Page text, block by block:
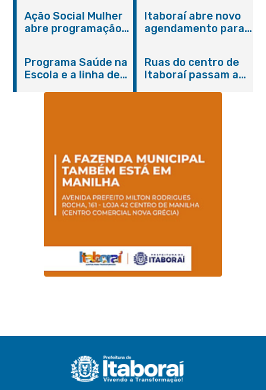
Ação Social Mulher
abre programação
serviços gratuitos e
orientações
Itaboraí abre novo
agendamento para
Programa Saúde na
Escola e a linha de
Magalhães Seabra
Ruas do centro de
Itaboraí passam a